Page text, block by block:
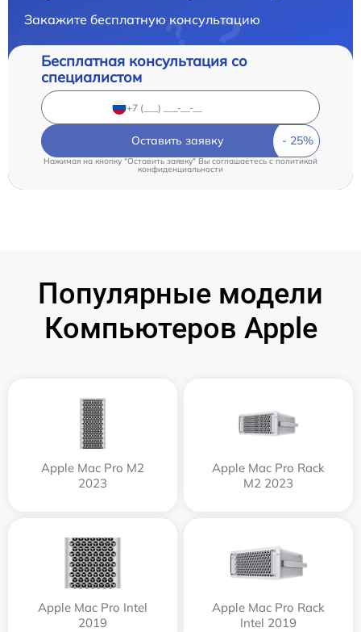
Закажите бесплатную консультацию
Бесплатная консультация со
специалистом
Оставить заявку
Нажимая на кнопку "Оставить заявку" Вы соглашаетесь cполитикой
конфиденциальности
Популярные модели
Компьютеров Apple
Apple Mac Pro M2
2023
Apple Mac Pro Rack
M2 2023
Apple Mac Pro Intel
2019
Apple Mac Pro Rack
Intel 2019